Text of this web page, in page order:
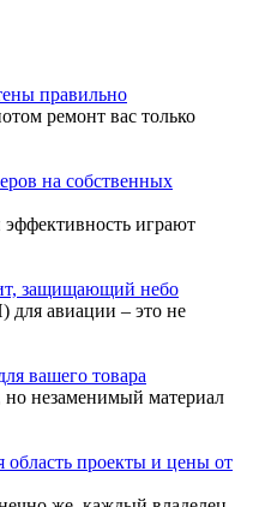
правильно
ремонт вас только
на собственных
эффективность играют
защищающий небо
для авиации – это не
вашего товара
но незаменимый материал
область проекты и цены от